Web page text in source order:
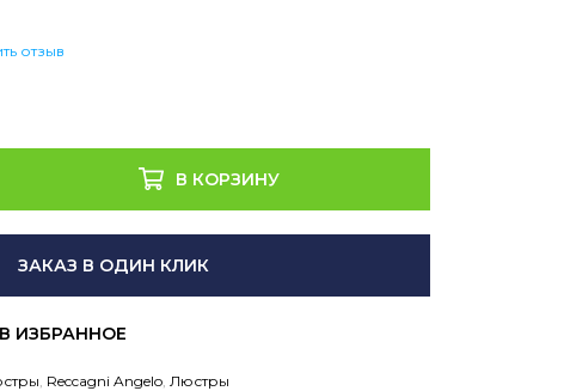
отзыв
В КОРЗИНУ
ЗАКАЗ В ОДИН КЛИК
Reccagni Angelo Люстры